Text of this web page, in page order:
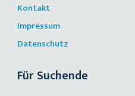
Kontakt
Impressum
Datenschutz
Für Suchende